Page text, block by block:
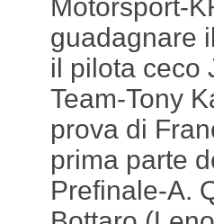
Motorsport-
guadagnare
il pilota ceco
Team-Tony
prova di
prima parte
Prefinale-A.